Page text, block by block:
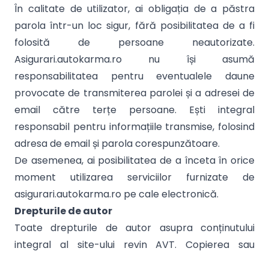
În calitate de utilizator, ai obligația de a păstra
parola într-un loc sigur, fără posibilitatea de a fi
folosită de persoane neautorizate.
Asigurari.autokarma.ro nu își asumă
responsabilitatea pentru eventualele daune
provocate de transmiterea parolei și a adresei de
email către terțe persoane. Ești integral
responsabil pentru informațiile transmise, folosind
adresa de email și parola corespunzătoare.
De asemenea, ai posibilitatea de a înceta în orice
moment utilizarea serviciilor furnizate de
asigurari.autokarma.ro pe cale electronică.
Drepturile de autor
Toate drepturile de autor asupra conținutului
integral al site-ului revin AVT. Copierea sau